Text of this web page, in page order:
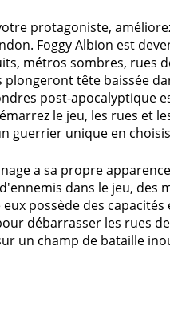
protagoniste,
Foggy Albion est
métros sombres, rues
plongeront tête baissée
post-apocalyptique
le jeu, les rues et
guerrier unique en
a sa propre
dans le jeu, des
possède des
débarrasser les rues
un champ de bataille